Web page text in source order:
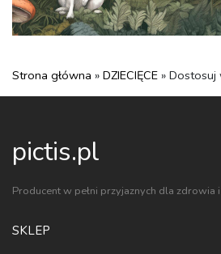
Strona główna » DZIECIĘCE »
pictis.pl
Producent w pełni przyjaznych dla zdrowia
SKLEP